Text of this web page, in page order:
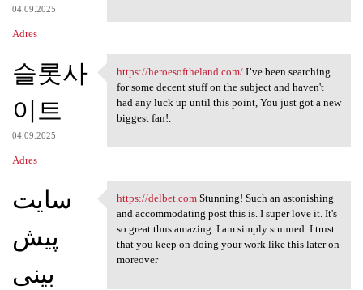
04.09.2025
Adres
슬롯사
이트
04.09.2025
Adres
https://heroesoftheland.com/
https://heroesoftheland.com/I’ve been searching
for some decent stuff on the subject and haven't
had any luck up until this point, You just got a new
biggest fan!.
سایت
پیش
بینی
https://delbet.com Stunning!
https://delbet.comStunning! Such an astonishing
and accommodating post this is. I super love it. It's
so great thus amazing. I am simply stunned. I trust
that you keep on doing your work like this later on
moreover